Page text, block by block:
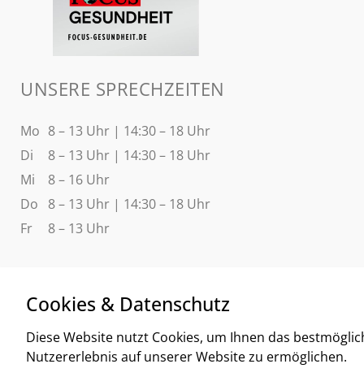
UNSERE SPRECHZEITEN
Mo 8 – 13 Uhr | 14:30 – 18 Uhr
Di
8 – 13 Uhr | 14:30 – 18 Uhr
Mi
8 – 16 Uhr
Do
8 – 13 Uhr | 14:30 – 18 Uhr
Fr
8 – 13 Uhr
Cookies & Datenschutz
Diese Website nutzt Cookies, um Ihnen das
Nutzererlebnis auf unserer Website zu ermöglichen.